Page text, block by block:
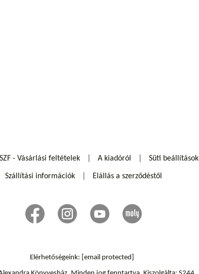
- Vásárlási feltételek A kiadóról Süti beállítások
Szállítási információk Elállás a szerződéstől
Elérhetőségeink: [email protected]